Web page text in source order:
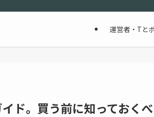
運営者・Tと
ド。買う前に知っておく